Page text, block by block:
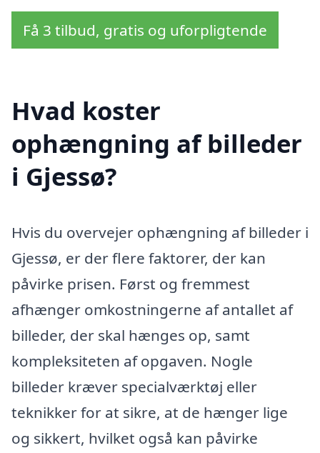
Få 3 tilbud, gratis og uforpligtende
Hvad koster
ophængning af billeder
i Gjessø?
Hvis du overvejer ophængning af billeder i
Gjessø, er der flere faktorer, der kan
påvirke prisen. Først og fremmest
afhænger omkostningerne af antallet af
billeder, der skal hænges op, samt
kompleksiteten af opgaven. Nogle
billeder kræver specialværktøj eller
teknikker for at sikre, at de hænger lige
og sikkert, hvilket også kan påvirke